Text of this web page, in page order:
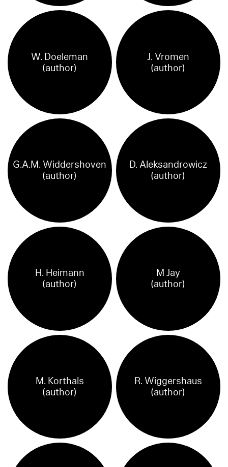
W. Doeleman
(author)
J. Vromen
(author)
G.A.M. Widdershoven
(author)
D. Aleksandrowicz
(author)
H. Heimann
(author)
M Jay
(author)
M. Korthals
(author)
R. Wiggershaus
(author)